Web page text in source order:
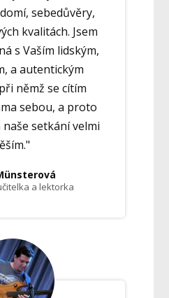
sebedůvěry,
kvalitách. Jsem
s Vaším lidským,
a autentickým
němž se cítím
sebou, a proto
setkání velmi
a lektorka